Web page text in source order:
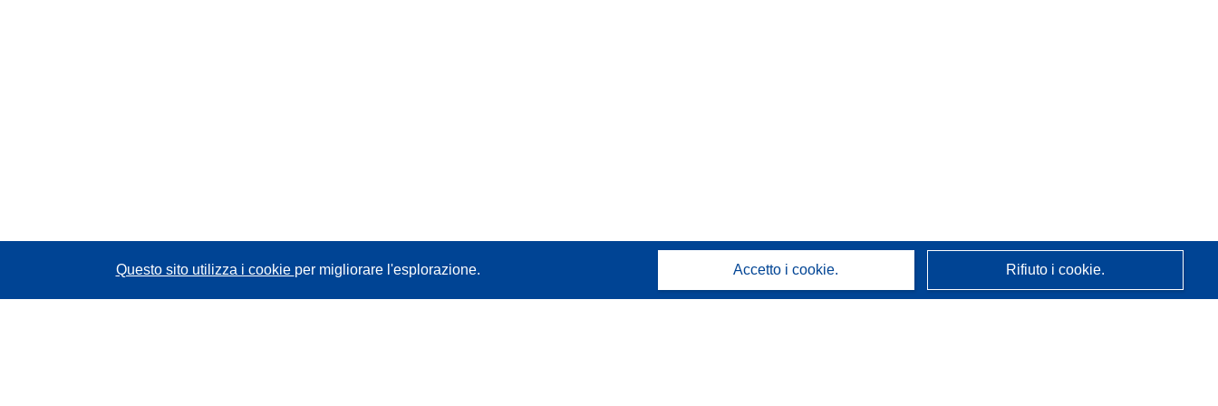
Questo sito utilizza i cookie per migliorare l'esplorazione. Accetto i cookie. Rifiuto i cookie.